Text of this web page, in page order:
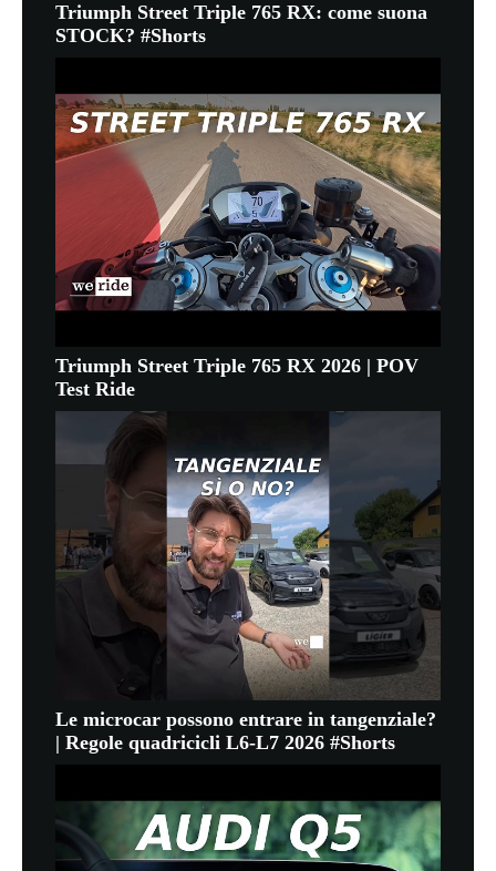
Triumph Street Triple 765 RX: come suona
STOCK? #Shorts
Triumph Street Triple 765 RX 2026 | POV
Test Ride
Le microcar possono entrare in tangenziale?
| Regole quadricicli L6-L7 2026 #Shorts